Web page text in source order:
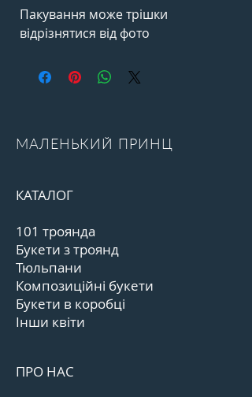
Пакування може трішки
відрізнятися від фото
МАЛЕНЬКИЙ ПРИНЦ
КАТАЛОГ
101 троянда
Букети з троянд
Тюльпани
Композиційні букети
Букети в коробці
Інши квіти
ПРО НАС